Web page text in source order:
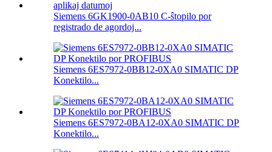
Siemens 6GK1900-0AB10 C-ŝtopilo por
registrado de agordoj...
Siemens 6ES7972-0BB12-0XA0 SIMATIC DP
Konektilo...
Siemens 6ES7972-0BA12-0XA0 SIMATIC DP
Konektilo...